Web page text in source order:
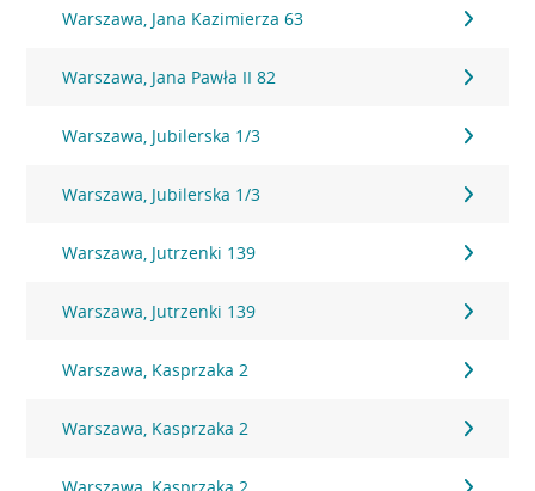
Warszawa, Jana Kazimierza 63
Warszawa, Jana Pawła II 82
Warszawa, Jubilerska 1/3
Warszawa, Jubilerska 1/3
Warszawa, Jutrzenki 139
Warszawa, Jutrzenki 139
Warszawa, Kasprzaka 2
Warszawa, Kasprzaka 2